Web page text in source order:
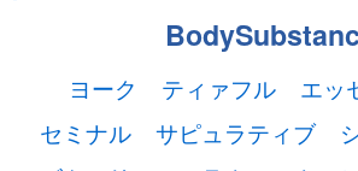
ヨーク ティァフル
エッ
セミナル
サピュラティブ